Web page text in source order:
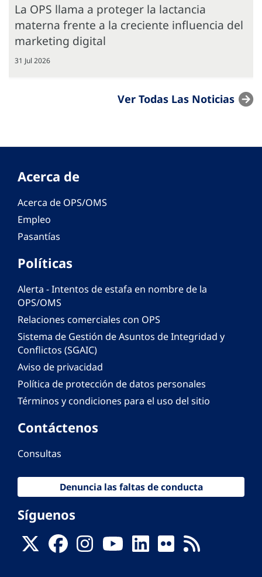
La OPS llama a proteger la lactancia
materna frente a la creciente influencia del
marketing digital
31 Jul 2026
Ver Todas Las Noticias
Acerca de
Acerca de OPS/OMS
Empleo
Pasantías
Políticas
Alerta - Intentos de estafa en nombre de la
OPS/OMS
Relaciones comerciales con OPS
Sistema de Gestión de Asuntos de Integridad y
Conflictos (SGAIC)
Aviso de privacidad
Política de protección de datos personales
Términos y condiciones para el uso del sitio
Contáctenos
Consultas
Denuncia las faltas de conducta
Síguenos